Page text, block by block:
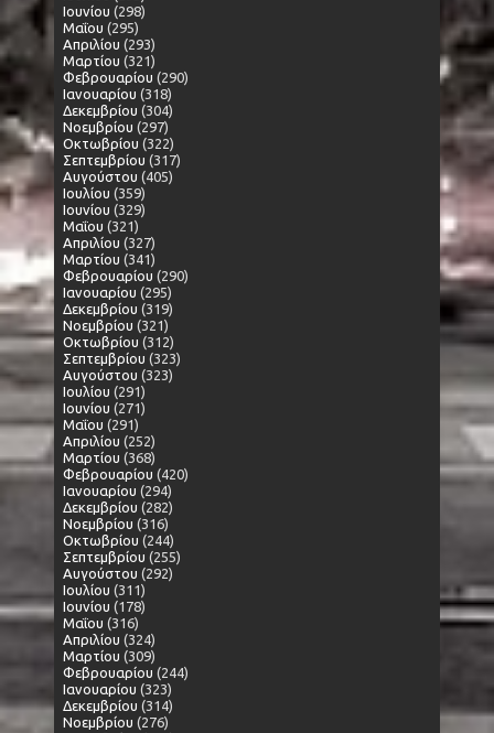
Ιουνίου (298)
Μαΐου (295)
Απριλίου (293)
Μαρτίου (321)
Φεβρουαρίου (290)
Ιανουαρίου (318)
Δεκεμβρίου (304)
Νοεμβρίου (297)
Οκτωβρίου (322)
Σεπτεμβρίου (317)
Αυγούστου (405)
Ιουλίου (359)
Ιουνίου (329)
Μαΐου (321)
Απριλίου (327)
Μαρτίου (341)
Φεβρουαρίου (290)
Ιανουαρίου (295)
Δεκεμβρίου (319)
Νοεμβρίου (321)
Οκτωβρίου (312)
Σεπτεμβρίου (323)
Αυγούστου (323)
Ιουλίου (291)
Ιουνίου (271)
Μαΐου (291)
Απριλίου (252)
Μαρτίου (368)
Φεβρουαρίου (420)
Ιανουαρίου (294)
Δεκεμβρίου (282)
Νοεμβρίου (316)
Οκτωβρίου (244)
Σεπτεμβρίου (255)
Αυγούστου (292)
Ιουλίου (311)
Ιουνίου (178)
Μαΐου (316)
Απριλίου (324)
Μαρτίου (309)
Φεβρουαρίου (244)
Ιανουαρίου (323)
Δεκεμβρίου (314)
Νοεμβρίου (276)